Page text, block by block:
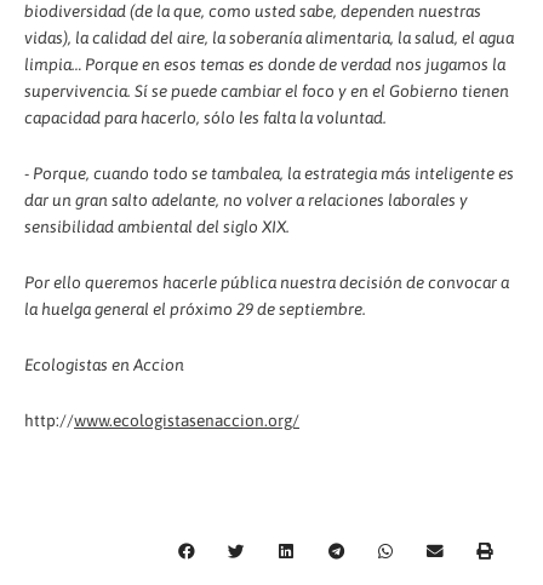
biodiversidad (de la que, como usted sabe, dependen nuestras
vidas), la calidad del aire, la soberanía alimentaria, la salud, el agua
limpia… Porque en esos temas es donde de verdad nos jugamos la
supervivencia. Sí se puede cambiar el foco y en el Gobierno tienen
capacidad para hacerlo, sólo les falta la voluntad.
- Porque, cuando todo se tambalea, la estrategia más inteligente es
dar un gran salto adelante, no volver a relaciones laborales y
sensibilidad ambiental del siglo XIX.
Por ello queremos hacerle pública nuestra decisión de convocar a
la huelga general el próximo 29 de septiembre.
Ecologistas en Accion
http://www.ecologistasenaccion.org/